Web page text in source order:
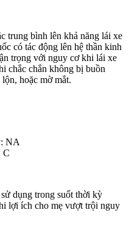
trung bình lên khả năng lái xe
có tác động lên hệ thần kinh
trọng với nguy cơ khi lái xe
chắc chắn không bị buồn
hoặc mờ mắt.
NA
C
dụng trong suốt thời kỳ
lợi ích cho mẹ vượt trội nguy